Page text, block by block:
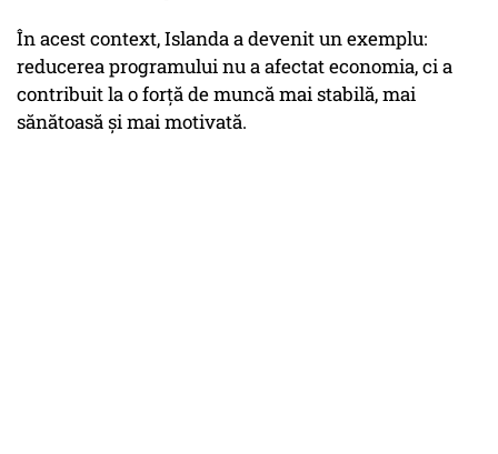
În acest context, Islanda a devenit un exemplu:
reducerea programului nu a afectat economia, ci a
contribuit la o forță de muncă mai stabilă, mai
sănătoasă și mai motivată.